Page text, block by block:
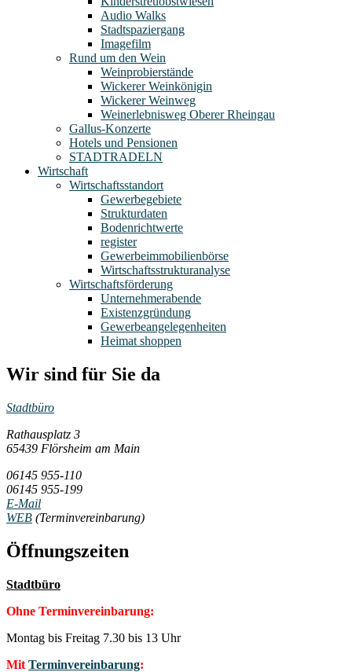
Audio Walks
Stadtspaziergang
Imagefilm
Rund um den Wein
Weinprobierstände
Wickerer Weinkönigin
Wickerer Weinweg
Weinerlebnisweg Oberer Rheingau
Gallus-Konzerte
Hotels und Pensionen
STADTRADELN
Wirtschaft
Wirtschaftsstandort
Gewerbegebiete
Strukturdaten
Bodenrichtwerte
register
Gewerbeimmobilienbörse
Wirtschaftsstrukturanalyse
Wirtschaftsförderung
Unternehmerabende
Existenzgründung
Gewerbeangelegenheiten
Heimat shoppen
Wir sind für Sie da
Stadtbüro
Rathausplatz 3
65439 Flörsheim am Main
06145 955-110
06145 955-199
E-Mail
WEB (Terminvereinbarung)
Öffnungszeiten
Stadtbüro
Ohne Terminvereinbarung:
Montag bis Freitag 7.30 bis 13 Uhr
Mit Terminvereinbarung: